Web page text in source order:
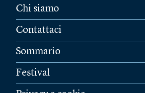
Chi siamo
Contattaci
Sommario
Festival